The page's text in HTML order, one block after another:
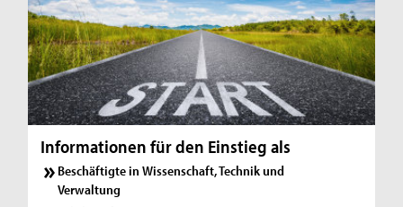
Informationen für den Einstieg als
Beschäftigte in Wissenschaft, Technik und
Verwaltung